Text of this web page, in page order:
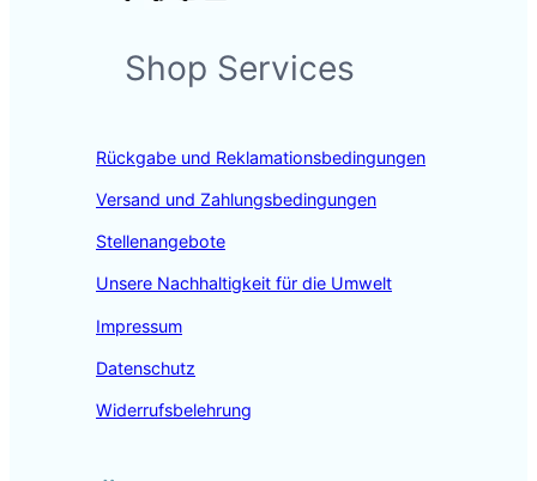
e
b
k
t
a
a
k
e
n
Shop Services
Rückgabe und Reklamationsbedingungen
Versand und Zahlungsbedingungen
Stellenangebote
Unsere Nachhaltigkeit für die Umwelt
Impressum
Datenschutz
Widerrufsbelehrung